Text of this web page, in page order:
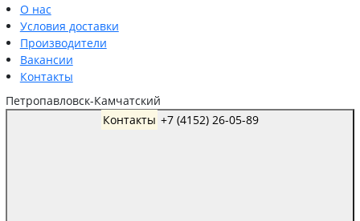
О нас
Условия доставки
Производители
Вакансии
Контакты
Петропавловск-Камчатский
Контакты